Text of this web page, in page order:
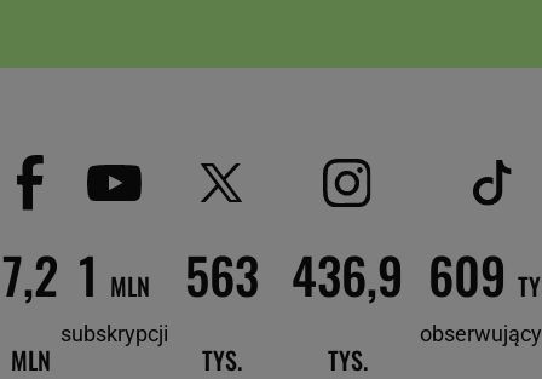
7,2
MLN
1 MLN
subskrypcji
563
TYS.
436,9
TYS.
609